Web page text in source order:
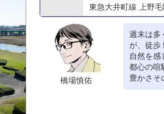
東急大井町線 上野毛
橋場慎佑
週末は多
が、徒歩
自然を感
都心の喧
豊かさそ